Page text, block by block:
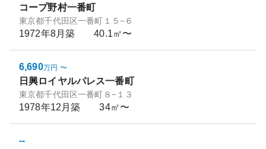
コープ野村一番町
東京都千代田区一番町１５−６
1972年8月築 40.1㎡〜
6,690万円 〜
日興ロイヤルパレス一番町
東京都千代田区一番町８−１３
1978年12月築 34㎡〜
--